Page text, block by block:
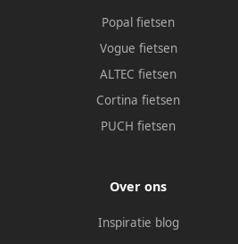
Popal fietsen
Vogue fietsen
ALTEC fietsen
Cortina fietsen
PUCH fietsen
Over ons
Inspiratie blog